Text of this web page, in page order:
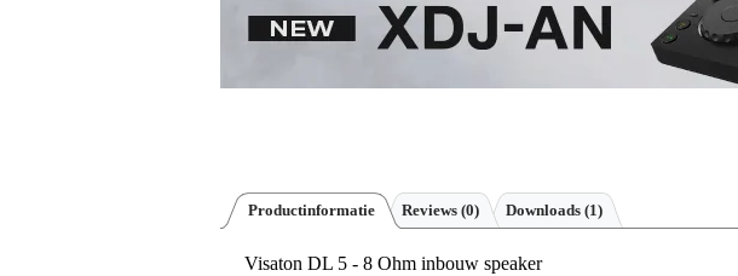
Productinformatie Reviews (0) Downloads (1)
Visaton DL 5 - 8 Ohm inbouw speaker